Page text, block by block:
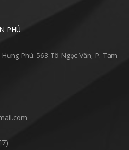
PHÚ
Phú. 563 Tô Ngọc Vân, P. Tam